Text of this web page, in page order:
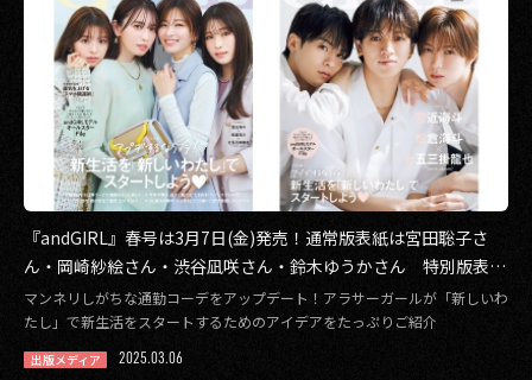
2025
2024
2023
2022
2021
2020
2019
『andGIRL』春号は3月7日(金)発売！通常版表紙は宮田聡子さ
ん・岡崎紗絵さん・渋谷凪咲さん・鈴木ゆうかさん 特別版表紙
はTravis Japanの宮近海斗さん・松倉海斗さん・七五三掛龍也さ
ん
マンネリしがちな通勤コーデをアップデート！アラサーガールが「新しいわ
たし」で新生活をスタートするためのアイデアをたっぷりご紹介
出版メディア 2025.03.06